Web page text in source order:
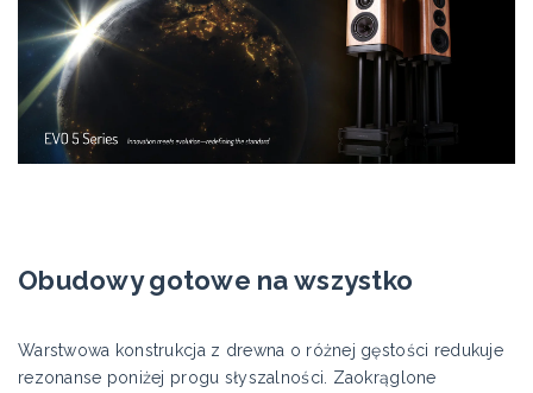
Obudowy gotowe na wszystko
Warstwowa konstrukcja z drewna o różnej gęstości redukuje
rezonanse poniżej progu słyszalności. Zaokrąglone